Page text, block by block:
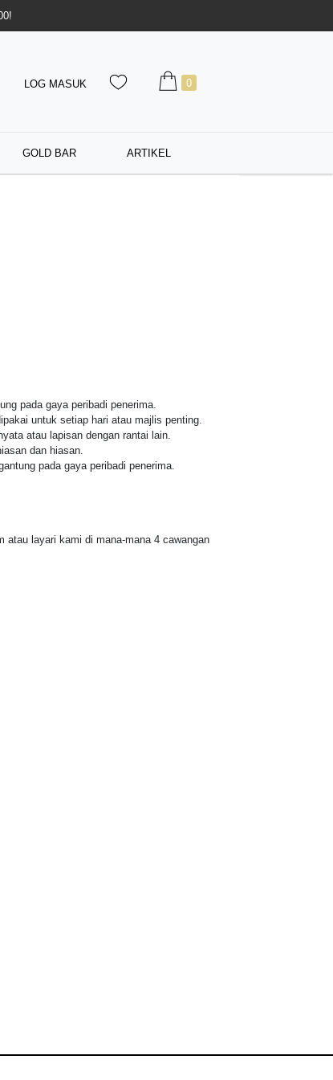
LOG MASUK 0
GOLD BAR ARTIKEL
pada gaya peribadi penerima.
untuk setiap hari atau majlis penting.
atau lapisan dengan rantai lain.
dan hiasan.
pada gaya peribadi penerima.
atau layari kami di mana-mana 4 cawangan